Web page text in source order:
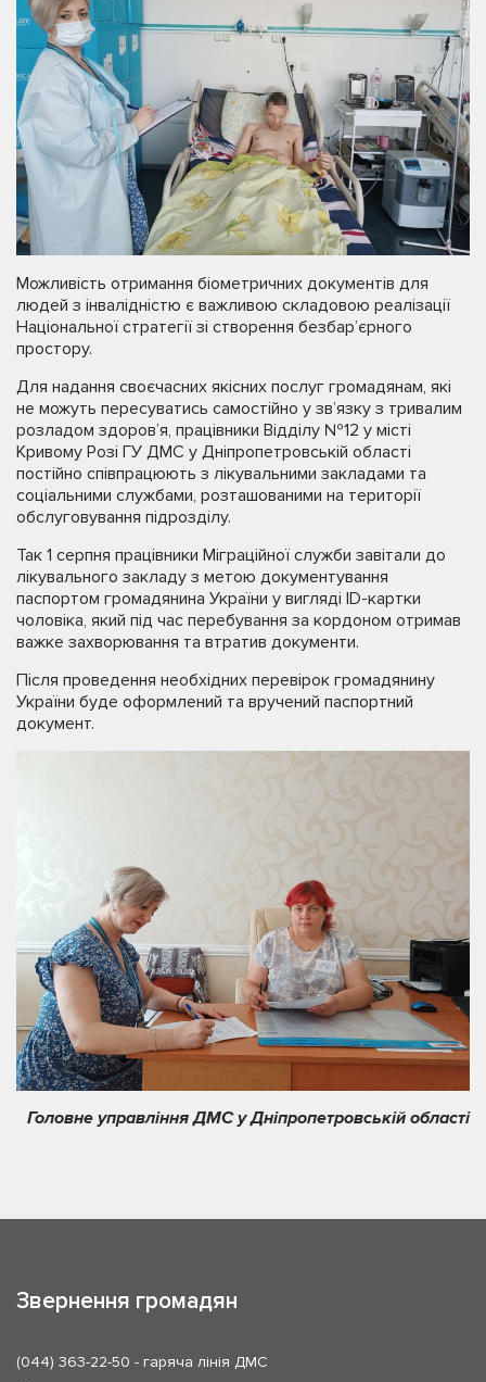
Можливість отримання біометричних документів для
людей з інвалідністю є важливою складовою реалізації
Національної стратегії зі створення безбар’єрного
простору.
Для надання своєчасних якісних послуг громадянам, які
не можуть пересуватись самостійно у зв’язку з тривалим
розладом здоров’я, працівники Відділу №12 у місті
Кривому Розі ГУ ДМС у Дніпропетровській області
постійно співпрацюють з лікувальними закладами та
соціальними службами, розташованими на території
обслуговування підрозділу.
Так 1 серпня працівники Міграційної служби завітали до
лікувального закладу з метою документування
паспортом громадянина України у вигляді ID-картки
чоловіка, який під час перебування за кордоном отримав
важке захворювання та втратив документи.
Після проведення необхідних перевірок громадянину
України буде оформлений та вручений паспортний
документ.
Головне управління ДМС у Дніпропетровській області
Звернення громадян
(044) 363-22-50 - гаряча лінія ДМС